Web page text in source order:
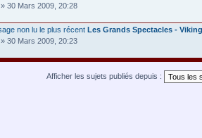
» 30 Mars 2009, 20:28
Les Grands Spectacles -
» 30 Mars 2009, 20:23
Afficher les sujets publiés depuis :